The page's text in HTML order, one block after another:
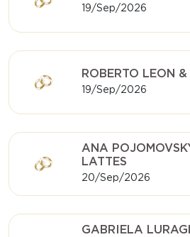
19/Sep/2026
ROBERTO LEON
19/Sep/2026
ANA
LATTES
20/Sep/2026
GABRIELA